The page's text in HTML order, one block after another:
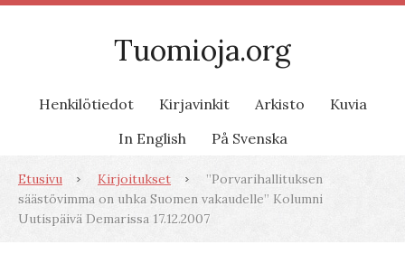
Tuomioja.org
Henkilötiedot Kirjavinkit Arkisto
Kuvia
In English
På Svenska
Etusivu Kirjoitukset
”Porvarihallituksen
säästövimma on uhka Suomen vakaudelle” Kolumni
Uutispäivä Demarissa 17.12.2007